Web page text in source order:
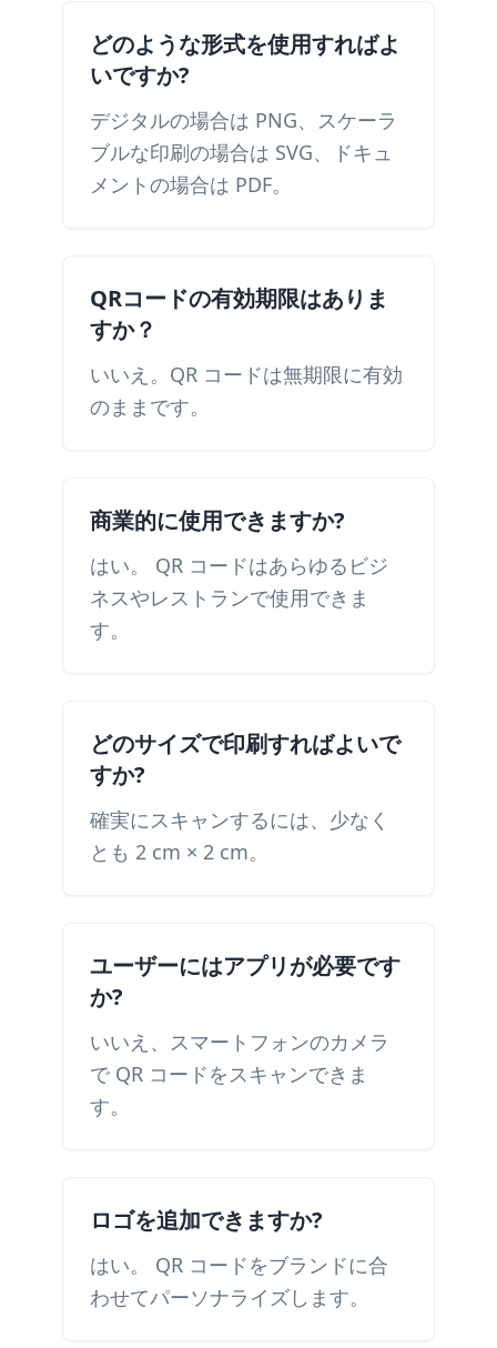
どのような形式を使用すればよ
いですか?
デジタルの場合は PNG、スケーラ
ブルな印刷の場合は SVG、ドキュ
メントの場合は PDF。
QRコードの有効期限はありま
すか？
いいえ。QR コードは無期限に有効
のままです。
商業的に使用できますか?
はい。 QR コードはあらゆるビジ
ネスやレストランで使用できま
す。
どのサイズで印刷すればよいで
すか?
確実にスキャンするには、少なく
とも 2 cm × 2 cm。
ユーザーにはアプリが必要です
か?
いいえ、スマートフォンのカメラ
で QR コードをスキャンできま
す。
ロゴを追加できますか?
はい。 QR コードをブランドに合
わせてパーソナライズします。